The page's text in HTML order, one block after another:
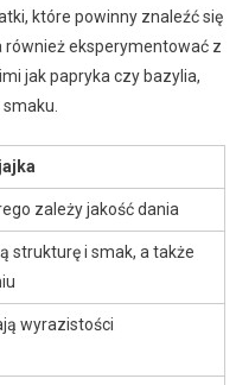
które powinny znaleźć się
eksperymentować z
jak papryka czy bazylia,
zależy jakość dania
strukturę i smak, a także
wyrazistości